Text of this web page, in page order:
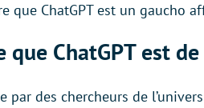
que ChatGPT est un gaucho
ChatGPT est
des chercheurs de